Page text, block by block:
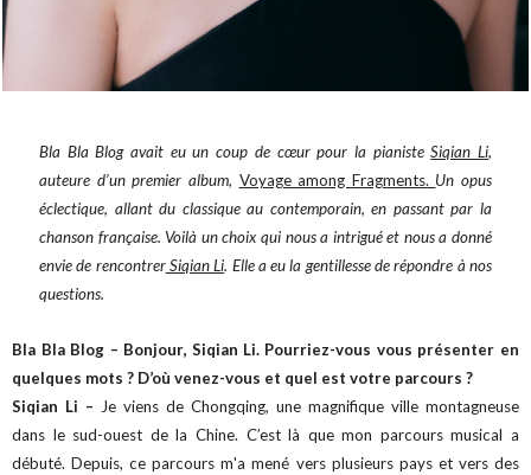
Bla Bla Blog avait eu un coup de cœur pour la pianisteSiqian Li,
auteure d’un premier album, Voyage among Fragments. Un opus
éclectique, allant du classique au contemporain, en passant par la
chanson française. Voilà un choix qui nous a intrigué et nous a donné
envie de rencontrerSiqian Li. Elle a eu la gentillesse de répondre à nos
questions.
Bla Bla Blog – Bonjour, Siqian Li. Pourriez-vous vous présenter en
quelques mots ? D’où venez-vous et quel est votre parcours ?
Siqian Li –
Je viens de Chongqing, une magnifique ville montagneuse
dans le sud-ouest de la Chine. C’est là que mon parcours musical a
débuté. Depuis, ce parcours m'a mené vers plusieurs pays et vers des